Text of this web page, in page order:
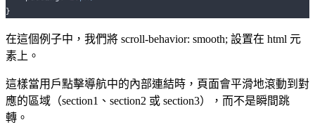
}
在這個例子中，我們將 scroll-behavior: smooth; 設置在 html 元
素上。
這樣當用戶點擊導航中的內部連結時，頁面會平滑地滾動到對
應的區域（section1、section2 或 section3），而不是瞬間跳
轉。